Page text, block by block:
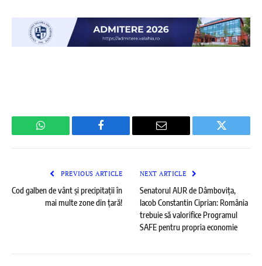
WhatsApp Facebook Email Twitter
PREVIOUS ARTICLE
Cod galben de vânt și precipitații în
mai multe zone din țară!
NEXT ARTICLE
Senatorul AUR de Dâmbovița,
Iacob Constantin Ciprian: România
trebuie să valorifice Programul
SAFE pentru propria economie